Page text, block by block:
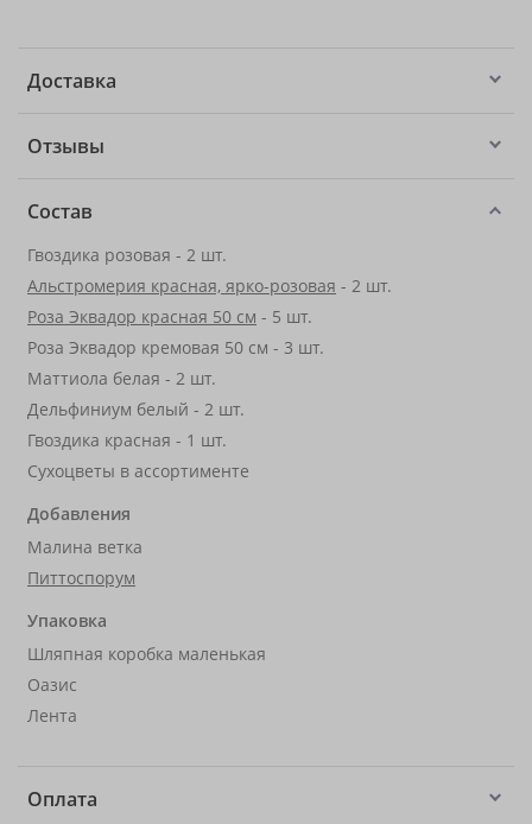
Доставка
Отзывы
Состав
Гвоздика розовая - 2 шт.
Альстромерия красная, ярко-розовая - 2 шт.
Роза Эквадор красная 50 см - 5 шт.
Роза Эквадор кремовая 50 см - 3 шт.
Маттиола белая - 2 шт.
Дельфиниум белый - 2 шт.
Гвоздика красная - 1 шт.
Сухоцветы в ассортименте
Добавления
Малина ветка
Питтоспорум
Упаковка
Шляпная коробка маленькая
Оазис
Лента
Оплата